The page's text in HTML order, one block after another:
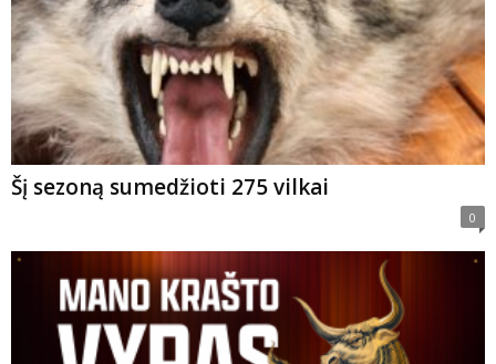
Šį sezoną sumedžioti 275 vilkai
0